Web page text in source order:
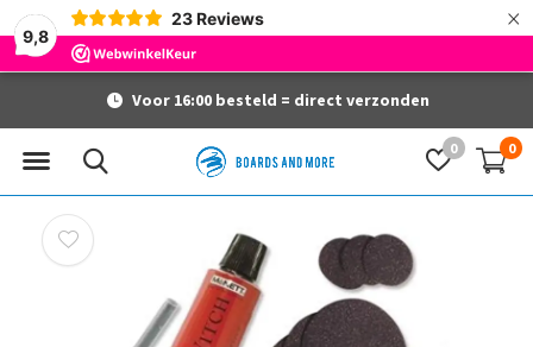
9,8
23 Reviews ×
0 0
Voor 16:00 besteld = direct verzonden